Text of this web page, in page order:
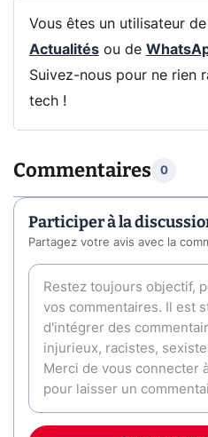
Vous êtes un utilisateur de
Actualitésou de
Suivez-nous pour ne rien
tech !
Commentaires 0
Participer à la
Partagez votre avis avec la